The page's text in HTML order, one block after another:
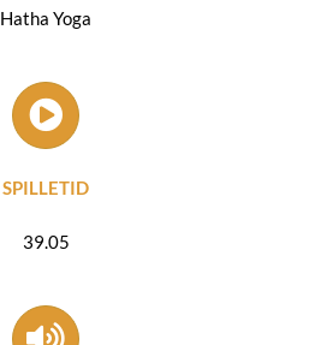
Hatha Yoga
SPILLETID
39.05